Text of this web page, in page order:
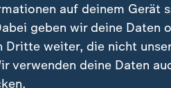
auf deinem Gerät
geben wir deine Daten
Dritte weiter, die nicht
verwenden deine Daten